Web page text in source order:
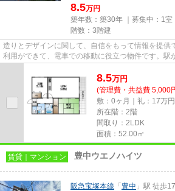
8.5万円
築年数：築30年 ｜募集中： 1室
階数：3階建
造りとデザインに関して、自信をもって情報を提供
利用ができて、電車での移動に役立つ物件です。駅
8.5万円
(管理費・共益費 5,000
敷：0ヶ月｜礼：17万円
所在階：2階
間取り：2LDK
面積：52.00㎡
賃貸｜マンション 豊中ウエノハイツ
阪急宝塚本線 「 豊中 」駅 徒歩